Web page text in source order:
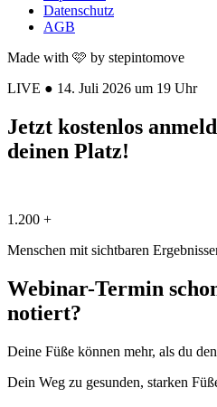
Datenschutz
AGB
Made with 🩷 by stepintomove
LIVE ● 14. Juli 2026 um 19 Uhr
Jetzt kostenlos
deinen Platz!
1.200 +
Menschen mit sichtbaren
Webinar-Termin
notiert?
Deine Füße können mehr, als du
Dein Weg zu gesunden, starken